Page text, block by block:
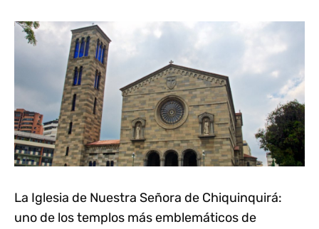
La Iglesia de Nuestra Señora de Chiquinquirá:
uno de los templos más emblemáticos de